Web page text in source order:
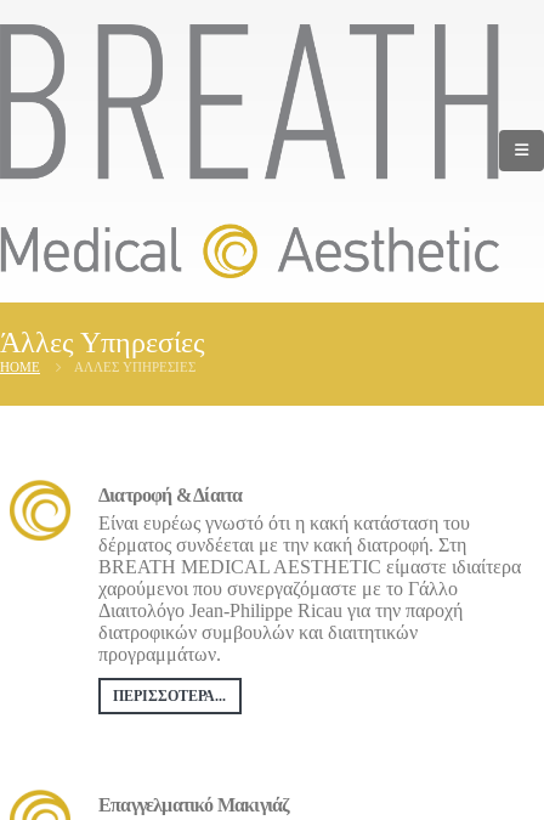
Άλλες Υπηρεσίες
HOME ΆΛΛΕΣ ΥΠΗΡΕΣΊΕΣ
Διατροφή & Δίαιτα
Είναι ευρέως γνωστό ότι η κακή κατάσταση του
δέρματος συνδέεται με την κακή διατροφή. Στη
BREATH MEDICAL AESTHETIC είμαστε ιδιαίτερα
χαρούμενοι που συνεργαζόμαστε με το Γάλλο
Διαιτολόγο Jean-Philippe Ricau για την παροχή
διατροφικών συμβουλών και διαιτητικών
προγραμμάτων.
ΠΕΡΙΣΣΌΤΕΡΑ...
Επαγγελματικό Μακιγιάζ